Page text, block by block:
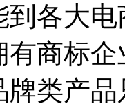
到各大
商标
牌类产